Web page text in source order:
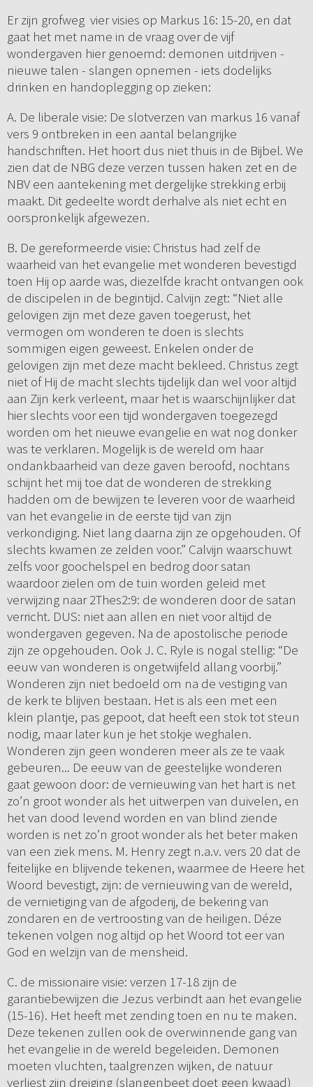
Er zijn grofweg vier visies op Markus 16: 15-20, en dat
gaat het met name in de vraag over de vijf
wondergaven hier genoemd: demonen uitdrijven -
nieuwe talen - slangen opnemen - iets dodelijks
drinken en handoplegging op zieken:
A. De liberale visie: De slotverzen van markus 16 vanaf
vers 9 ontbreken in een aantal belangrijke
handschriften. Het hoort dus niet thuis in de Bijbel. We
zien dat de NBG deze verzen tussen haken zet en de
NBV een aantekening met dergelijke strekking erbij
maakt. Dit gedeelte wordt derhalve als niet echt en
oorspronkelijk afgewezen.
B. De gereformeerde visie: Christus had zelf de
waarheid van het evangelie met wonderen bevestigd
toen Hij op aarde was, diezelfde kracht ontvangen ook
de discipelen in de begintijd. Calvijn zegt: “Niet alle
gelovigen zijn met deze gaven toegerust, het
vermogen om wonderen te doen is slechts
sommigen eigen geweest. Enkelen onder de
gelovigen zijn met deze macht bekleed. Christus zegt
niet of Hij de macht slechts tijdelijk dan wel voor altijd
aan Zijn kerk verleent, maar het is waarschijnlijker dat
hier slechts voor een tijd wondergaven toegezegd
worden om het nieuwe evangelie en wat nog donker
was te verklaren. Mogelijk is de wereld om haar
ondankbaarheid van deze gaven beroofd, nochtans
schijnt het mij toe dat de wonderen de strekking
hadden om de bewijzen te leveren voor de waarheid
van het evangelie in de eerste tijd van zijn
verkondiging. Niet lang daarna zijn ze opgehouden. Of
slechts kwamen ze zelden voor.” Calvijn waarschuwt
zelfs voor goochelspel en bedrog door satan
waardoor zielen om de tuin worden geleid met
verwijzing naar 2Thes2:9: de wonderen door de satan
verricht. DUS: niet aan allen en niet voor altijd de
wondergaven gegeven. Na de apostolische periode
zijn ze opgehouden. Ook J. C. Ryle is nogal stellig: “De
eeuw van wonderen is ongetwijfeld allang voorbij.”
Wonderen zijn niet bedoeld om na de vestiging van
de kerk te blijven bestaan. Het is als een met een
klein plantje, pas gepoot, dat heeft een stok tot steun
nodig, maar later kun je het stokje weghalen.
Wonderen zijn geen wonderen meer als ze te vaak
gebeuren... De eeuw van de geestelijke wonderen
gaat gewoon door: de vernieuwing van het hart is net
zo’n groot wonder als het uitwerpen van duivelen, en
het van dood levend worden en van blind ziende
worden is net zo’n groot wonder als het beter maken
van een ziek mens. M. Henry zegt n.a.v. vers 20 dat de
feitelijke en blijvende tekenen, waarmee de Heere het
Woord bevestigt, zijn: de vernieuwing van de wereld,
de vernietiging van de afgoderij, de bekering van
zondaren en de vertroosting van de heiligen. Déze
tekenen volgen nog altijd op het Woord tot eer van
God en welzijn van de mensheid.
C. de missionaire visie: verzen 17-18 zijn de
garantiebewijzen die Jezus verbindt aan het evangelie
(15-16). Het heeft met zending toen en nu te maken.
Deze tekenen zullen ook de overwinnende gang van
het evangelie in de wereld begeleiden. Demonen
moeten vluchten, taalgrenzen wijken, de natuur
verliest zijn dreiging (slangenbeet doet geen kwaad)